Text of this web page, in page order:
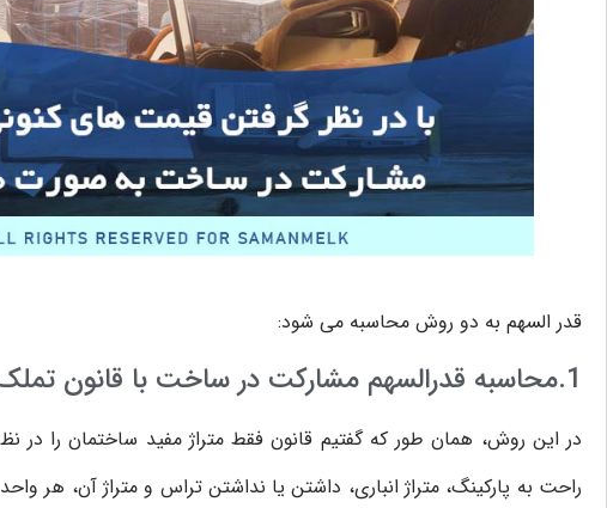
قدر السهم به دو روش محاسبه می‌ شود:
1.محاسبه قدرالسهم مشارکت در ساخت با قانون تملک آپارتمان
در این روش، همان‌ طور که گفتیم قانون فقط متراژ مفید ساختمان را در
راحت به پارکینگ، متراژ انباری، داشتن یا نداشتن تراس و متراژ آن، هر